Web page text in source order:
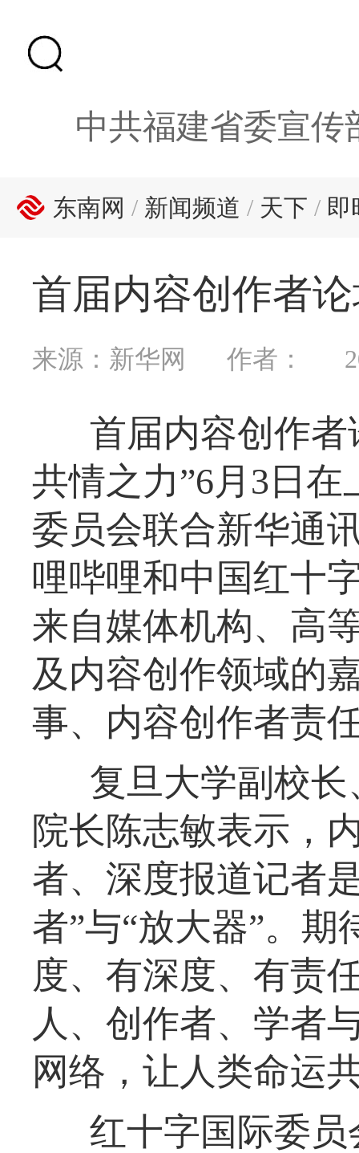
中共福建省委宣传
东南网 / 新闻频道 / 天下 / 即
首届内容创作者
来源：新华网 作者：
首届内容创作
共情之力”6月3日
委员会联合新华通
哩哔哩和中国红十
来自媒体机构、高
及内容创作领域的
事、内容创作者责
复旦大学副校
院长陈志敏表示，
者、深度报道记者
者”与“放大器”。
度、有深度、有责
人、创作者、学者
网络，让人类命运
红十字国际委